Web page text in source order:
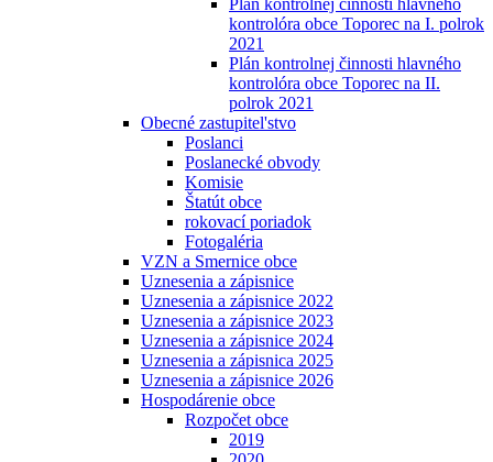
Plán kontrolnej činnosti hlavného
kontrolóra obce Toporec na I. polrok
2021
Plán kontrolnej činnosti hlavného
kontrolóra obce Toporec na II.
polrok 2021
Obecné zastupitel'stvo
Poslanci
Poslanecké obvody
Komisie
Štatút obce
rokovací poriadok
Fotogaléria
VZN a Smernice obce
Uznesenia a zápisnice
Uznesenia a zápisnice 2022
Uznesenia a zápisnice 2023
Uznesenia a zápisnice 2024
Uznesenia a zápisnica 2025
Uznesenia a zápisnice 2026
Hospodárenie obce
Rozpočet obce
2019